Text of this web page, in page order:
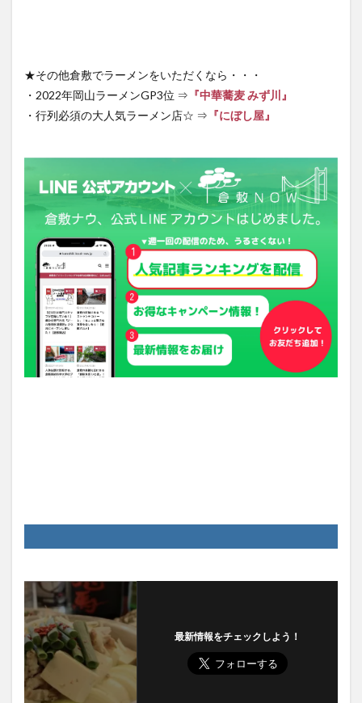
★その他倉敷でラーメンをいただくなら・・・
・2022年岡山ラーメンGP3位 ⇒ 『中華蕎麦 みず川』
・行列必須の大人気ラーメン店☆ ⇒ 『にぼし屋』
最新情報をチェックしよう！